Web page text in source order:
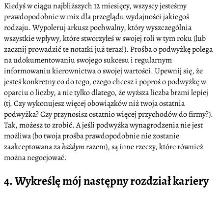
Kiedyś w ciągu najbliższych 12 miesięcy, wszyscy jesteśmy
prawdopodobnie w mix dla przeglądu wydajności jakiegoś
rodzaju. Wypoleruj arkusz pochwalny, który wyszczególnia
wszystkie wpływy, które stworzyłeś w swojej roli w tym roku (lub
zacznij prowadzić te notatki już teraz!). Prośba o podwyżkę polega
na udokumentowaniu swojego sukcesu i regularnym
informowaniu kierownictwa o swojej wartości. Upewnij się, że
jesteś konkretny co do tego, czego chcesz i poproś o podwyżkę w
oparciu o liczby, a nie tylko dlatego, że wyższa liczba brzmi lepiej
(tj. Czy wykonujesz więcej obowiązków niż twoja ostatnia
podwyżka? Czy przynosisz ostatnio więcej przychodów do firmy?).
Tak, możesz to zrobić. A jeśli podwyżka wynagrodzenia nie jest
możliwa (bo twoja prośba prawdopodobnie nie zostanie
zaakceptowana zakażdymrazem), są inne rzeczy, które również
można negocjować.
4. Wykreślę mój następny rozdział kariery